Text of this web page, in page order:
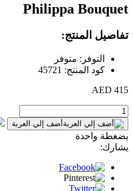
Philippa Bouquet
تفاصيل المنتج:
التوفر: متوفر
كود المنتج: 45721
415 AED
أضف إلي العربة
بضغطة واحدة
يشارك: